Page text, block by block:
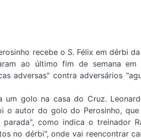
recebe o S. Félix em dérbi
ao último fim de semana
adversas" contra adversários
um golo na casa do Cruz.
o autor do golo do Perosinho,
como indica o treinador
no dérbi", onde vai reencontrar